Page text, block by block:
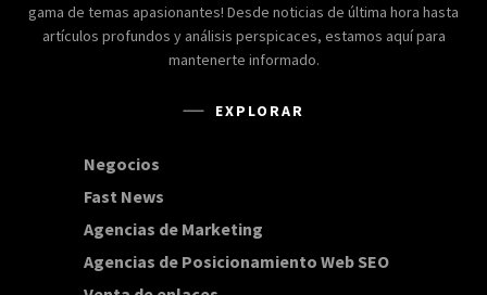
gama de temas apasionantes! Desde noticias de última hora hasta
artículos profundos y análisis perspicaces, estamos aquí para
mantenerte informado.
EXPLORAR
Negocios
Fast News
Agencias de Marketing
Agencias de Posicionamiento Web SEO20